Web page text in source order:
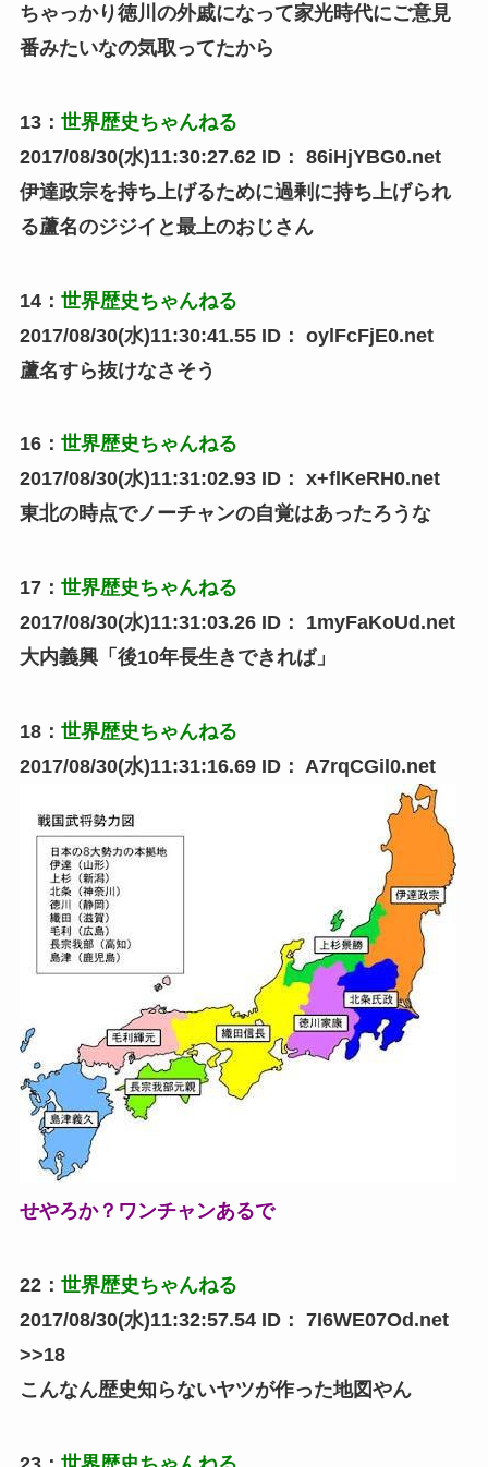
ちゃっかり徳川の外戚になって家光時代にご意見
番みたいなの気取ってたから
13： 世界歴史ちゃんねる
2017/08/30(水)11:30:27.62ID： 86iHjYBG0.net
伊達政宗を持ち上げるために過剰に持ち上げられ
る蘆名のジジイと最上のおじさん
14： 世界歴史ちゃんねる
2017/08/30(水)11:30:41.55ID： oylFcFjE0.net
蘆名すら抜けなさそう
16： 世界歴史ちゃんねる
2017/08/30(水)11:31:02.93ID： x+flKeRH0.net
東北の時点でノーチャンの自覚はあったろうな
17： 世界歴史ちゃんねる
2017/08/30(水)11:31:03.26ID： 1myFaKoUd.net
大内義興「後10年長生きできれば」
18： 世界歴史ちゃんねる
2017/08/30(水)11:31:16.69ID： A7rqCGil0.net
せやろか？ワンチャンあるで
22： 世界歴史ちゃんねる
2017/08/30(水)11:32:57.54ID： 7I6WE07Od.net
>>18
こんなん歴史知らないヤツが作った地図やん